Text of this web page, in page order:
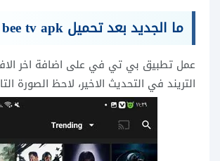
ما الجديد بعد تحميل bee tv apk للاندرويد ؟
عمل تطبيق بي تي في على اضافة اخر
التريند في التحديث الاخير، لاحظ الصورة